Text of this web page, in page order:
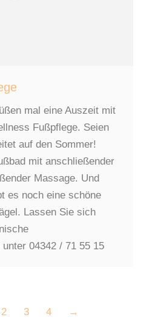
mal eine Auszeit mit
Fußpflege. Seien
auf den Sommer!
mit anschließender
Massage. Und
es noch eine schöne
Lassen Sie sich
04342 / 71 55 15
2 3 4 →